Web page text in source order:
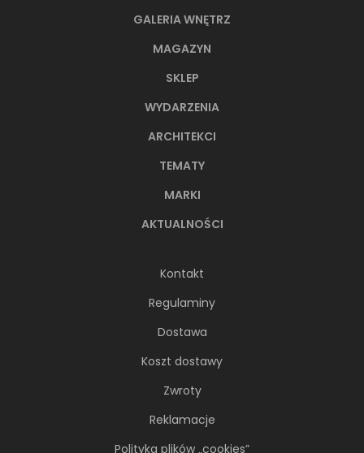
GALERIA WNĘTRZ
MAGAZYN
SKLEP
WYDARZENIA
ARCHITEKCI
TEMATY
MARKI
AKTUALNOŚCI
Kontakt
Regulaminy
Dostawa
Koszt dostawy
Zwroty
Reklamacje
Polityka plików „cookies”